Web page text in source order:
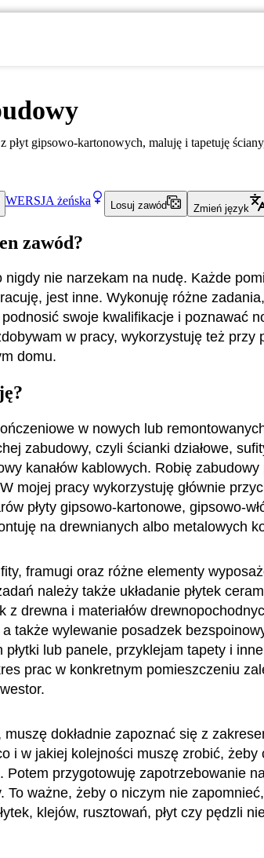
płyt gipsowo-kartonowych, maluję i tapetuję
WERSJA żeńska Losuj zawód Zmień język
zawód?
nigdy nie narzekam na nudę. Każde
jest inne. Wykonuję różne
swoje kwalifikacje i poznawać
w pracy, wykorzystuję też przy
domu.
w nowych lub
zabudowy, czyli ścianki działowe,
kanałów kablowych. Robię
mojej pracy wykorzystuję głównie
płyty gipsowo-kartonowe, gipsowo-
na drewnianych albo metalowych
framugi oraz różne elementy
należy także układanie płytek
z drewna i materiałów
także wylewanie posadzek
płytki lub panele, przyklejam tapety i
prac w konkretnym pomieszczeniu
dokładnie zapoznać się z
i w jakiej kolejności muszę zrobić, żeby
Potem przygotowuję zapotrzebowanie
To ważne, żeby o niczym nie
klejów, rusztowań, płyt czy pędzli